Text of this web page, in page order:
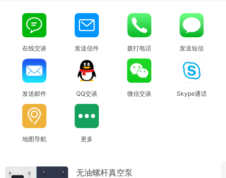
在线交谈 发送信件 拨打电话 发送短信
发送邮件 QQ交谈 微信交谈 Skype通话
地图导航 更多
无油螺杆真空泵